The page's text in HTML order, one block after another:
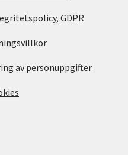
GDPR
av personuppgifter